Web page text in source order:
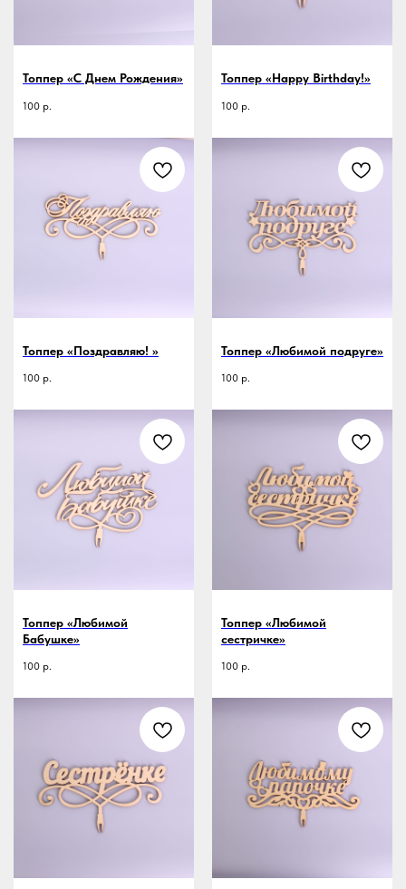
Топпер «С Днем Рождения»
100 р.
Топпер «Happy Birthday!»
100 р.
Топпер «Поздравляю! »
100 р.
Топпер «Любимой подруге»
100 р.
Топпер «Любимой
Бабушке»
100 р.
Топпер «Любимой
сестричке»
100 р.